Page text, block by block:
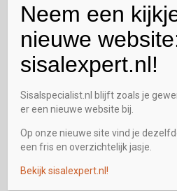
Aantal
Gewenst terugbel tijdstip
Neem een
nieuwe
sisalexpert.nl!
Sisalspecialist.nl blijft zoals je
er een nieuwe website bij.
Op onze nieuwe site vind je
een fris en overzichtelijk jasje.
Bekijk sisalexpert.nl!